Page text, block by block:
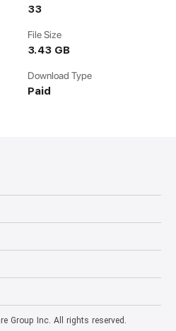
33
File Size
3.43 GB
Download Type
Paid
Group Inc. All rights reserved.